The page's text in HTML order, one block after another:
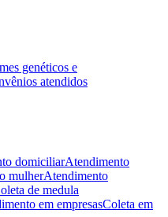
genéticos e
atendidos
domiciliarAtendimento
mulherAtendimento
de medula
em empresasColeta em